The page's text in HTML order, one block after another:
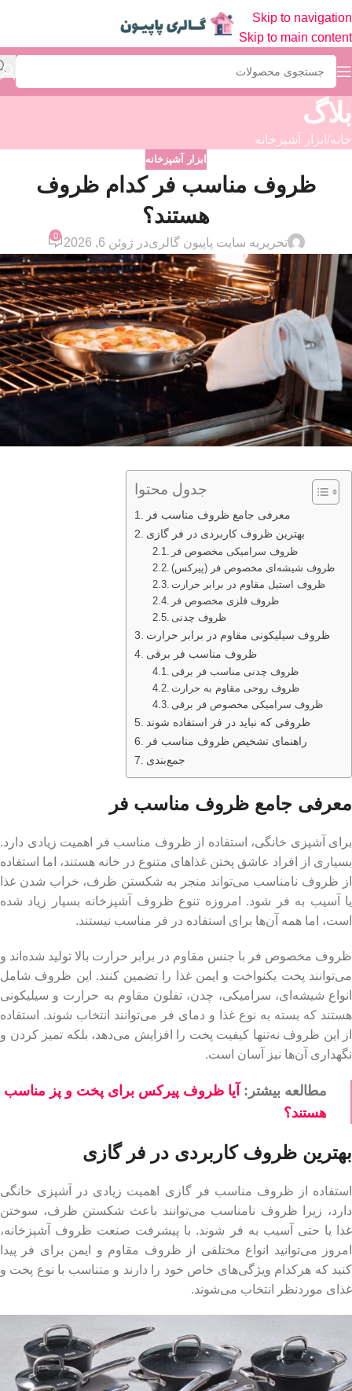
Skip to navigation
Skip to main content
بلاگ
خانه ابزار آشپزخانه
ابزار آشپزخانه
ظروف مناسب فر کدام ظروف
هستند؟
تحریریه سایت پاپیون گالریدر ژوئن 6, 2026
0
جدول محتوا
معرفی جامع ظروف مناسب فر
بهترین ظروف کاربردی در فر گازی
ظروف سرامیکی مخصوص فر
ظروف شیشه‌ای مخصوص فر (پیرکس)
ظروف استیل مقاوم در برابر حرارت
ظروف فلزی مخصوص فر
ظروف چدنی
ظروف سیلیکونی مقاوم در برابر حرارت
ظروف مناسب فر برقی
ظروف چدنی مناسب فر برقی
ظروف روحی مقاوم به حرارت
ظروف سرامیکی مخصوص فر برقی
ظروفی که نباید در فر استفاده شوند
راهنمای تشخیص ظروف مناسب فر
جمع‌بندی
معرفی جامع ظروف مناسب فر
برای آشپزی خانگی، استفاده از ظروف مناسب فر اهمیت زیادی دارد.
بسیاری از افراد عاشق پختن غذاهای متنوع در خانه هستند، اما استفاده
از ظروف نامناسب می‌تواند منجر به شکستن ظرف، خراب شدن غذا
یا آسیب به فر شود. امروزه تنوع ظروف آشپزخانه بسیار زیاد شده
است، اما همه آن‌ها برای استفاده در فر مناسب نیستند.
ظروف مخصوص فر با جنس مقاوم در برابر حرارت بالا تولید شده‌اند و
می‌توانند پخت یکنواخت و ایمن غذا را تضمین کنند. این ظروف شامل
انواع شیشه‌ای، سرامیکی، چدن، تفلون مقاوم به حرارت و سیلیکونی
هستند که بسته به نوع غذا و دمای فر می‌توانند انتخاب شوند. استفاده
از این ظروف نه‌تنها کیفیت پخت را افزایش می‌دهد، بلکه تمیز کردن و
نگهداری آن‌ها نیز آسان است.
مطالعه بیشتر: آیا ظروف پیرکس برای پخت و پز مناسب
هستند؟
بهترین ظروف کاربردی در فر گازی
استفاده از ظروف مناسب فر گازی اهمیت زیادی در آشپزی خانگی
دارد، زیرا ظروف نامناسب می‌توانند باعث شکستن ظرف، سوختن
غذا یا حتی آسیب به فر شوند. با پیشرفت صنعت ظروف آشپزخانه،
امروز می‌توانید انواع مختلفی از ظروف مقاوم و ایمن برای فر پیدا
کنید که هرکدام ویژگی‌های خاص خود را دارند و متناسب با نوع پخت و
غذای موردنظر انتخاب می‌شوند.